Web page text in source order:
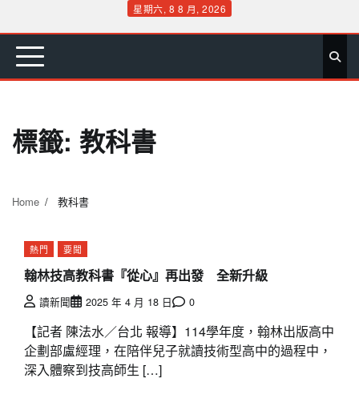
content
星期六, 8 8 月, 2026
首 要 娛 生 社 文 公 運 旅 政 地 專
標籤: 教科書
Home 教科書
熱門 要聞
翰林技高教科書『從心』再出發 全新升級
讀新聞 2025 年 4 月 18 日 0
【記者 陳法水／台北 報導】114學年度，翰林出版高中
企劃部盧經理，在陪伴兒子就讀技術型高中的過程中，
深入體察到技高師生 […]